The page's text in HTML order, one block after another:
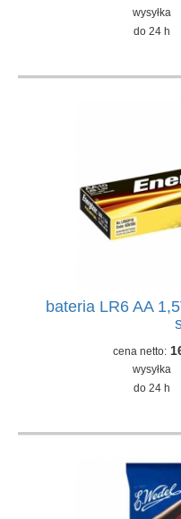
wysyłka
do 24 h
bateria LR6 AA
cena netto:
wysyłka
do 24 h